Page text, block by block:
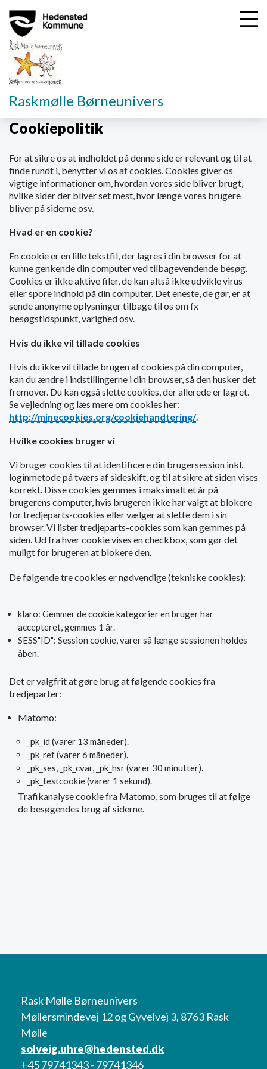
t
Raskmølle Børneunivers
Cookiepolitik
For at sikre os at indholdet på denne side er relevant og til at
finde rundt i, benytter vi os af cookies. Cookies giver os
vigtige informationer om, hvordan vores side bliver brugt,
hvilke sider der bliver set mest, hvor længe vores brugere
bliver på siderne osv.
Hvad er en cookie?
En cookie er en lille tekstfil, der lagres i din browser for at
kunne genkende din computer ved tilbagevendende besøg.
Cookies er ikke aktive filer, de kan altså ikke udvikle virus
eller spore indhold på din computer. Det eneste, de gør, er at
sende anonyme oplysninger tilbage til os om fx
besøgstidspunkt, varighed osv.
Hvis du ikke vil tillade cookies
Hvis du ikke vil tillade brugen af cookies på din computer,
kan du ændre i indstillingerne i din browser, så den husker det
fremover. Du kan også slette cookies, der allerede er lagret.
Se vejledning og læs mere om cookies her:
http://minecookies.org/cookiehandtering/.
Hvilke cookies bruger vi
Vi bruger cookies til at identificere din brugersession inkl.
loginmetode på tværs af sideskift, og til at sikre at siden vises
korrekt. Disse cookies gemmes i maksimalt et år på
brugerens computer, hvis brugeren ikke har valgt at blokere
for tredjeparts-cookies eller vælger at slette dem i sin
browser. Vi lister tredjeparts-cookies som kan gemmes på
siden. Ud fra hver cookie vises en checkbox, som gør det
muligt for brugeren at blokere den.
De følgende tre cookies er nødvendige (tekniske cookies):
klaro: Gemmer de cookie kategorier en bruger har
accepteret, gemmes 1 år.
SESS"ID": Session cookie, varer så længe sessionen holdes
åben.
Det er valgfrit at gøre brug at følgende cookies fra
tredjeparter:
Matomo:
_pk_id (varer 13 måneder).
_pk_ref (varer 6 måneder).
_pk_ses, _pk_cvar, _pk_hsr (varer 30 minutter).
_pk_testcookie (varer 1 sekund).
Trafikanalyse cookie fra Matomo, som bruges til at følge
de besøgendes brug af siderne.
Rask Mølle Børneunivers
Møllersmindevej 12 og Gyvelvej 3, 8763 Rask
Mølle
solveig.uhre@hedensted.dk
+45 79741343 - 79741346